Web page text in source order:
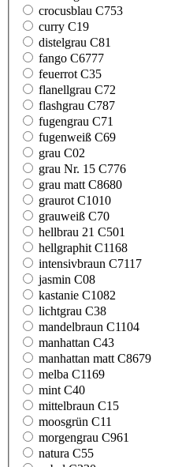
crocusblau C753
curry C19
distelgrau C81
fango C6777
feuerrot C35
flanellgrau C72
flashgrau C787
fugengrau C71
fugenweiß C69
grau C02
grau Nr. 15 C776
grau matt C8680
graurot C1010
grauweiß C70
hellbrau 21 C501
hellgraphit C1168
intensivbraun C7117
jasmin C08
kastanie C1082
lichtgrau C38
mandelbraun C1104
manhattan C43
manhattan matt C8679
melba C1169
mint C40
mittelbraun C15
moosgrün C11
morgengrau C961
natura C55